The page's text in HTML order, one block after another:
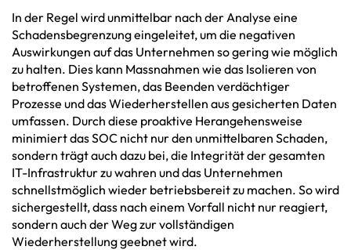
In der Regel wird unmittelbar nach der Analyse eine
Schadensbegrenzung eingeleitet, um die negativen
Auswirkungen auf das Unternehmen so gering wie möglich
zu halten. Dies kann Massnahmen wie das Isolieren von
betroffenen Systemen, das Beenden verdächtiger
Prozesse und das Wiederherstellen aus gesicherten Daten
umfassen. Durch diese proaktive Herangehensweise
minimiert das SOC nicht nur den unmittelbaren Schaden,
sondern trägt auch dazu bei, die Integrität der gesamten
IT-Infrastruktur zu wahren und das Unternehmen
schnellstmöglich wieder betriebsbereit zu machen. So wird
sichergestellt, dass nach einem Vorfall nicht nur reagiert,
sondern auch der Weg zur vollständigen
Wiederherstellung geebnet wird.